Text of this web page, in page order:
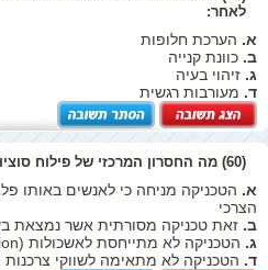
לאחר:
א. הערכת חלופות
ב. כוונת קנייה
ג. זיהוי בעיה
ד. מעורבות רגשית
(60) מה החסרון המרכזי של פילוח סוציו-דמוגרפי
א. הטכניקה מניחה כי לאנשים באותו
הצרכי
ב. זאת טכניקה מסורתית אשר נמצאת
ג. הטכניקה לא מתייחסת לאשכולות (Bottom-up segmentation)
ד. הטכניקה לא מתאימה לשווקי